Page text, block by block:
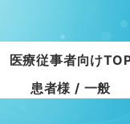
医療従事者向け
患者様 / 一般